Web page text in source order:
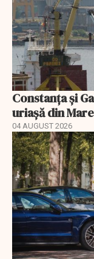
Constanța și
uriașă din
04 AUGUST 2026